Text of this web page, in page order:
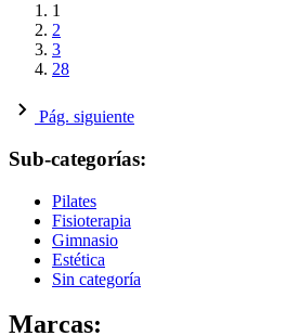
1
2
3
28
Pág. siguiente
Sub-categorías:
Pilates
Fisioterapia
Gimnasio
Estética
Sin categoría
Marcas: